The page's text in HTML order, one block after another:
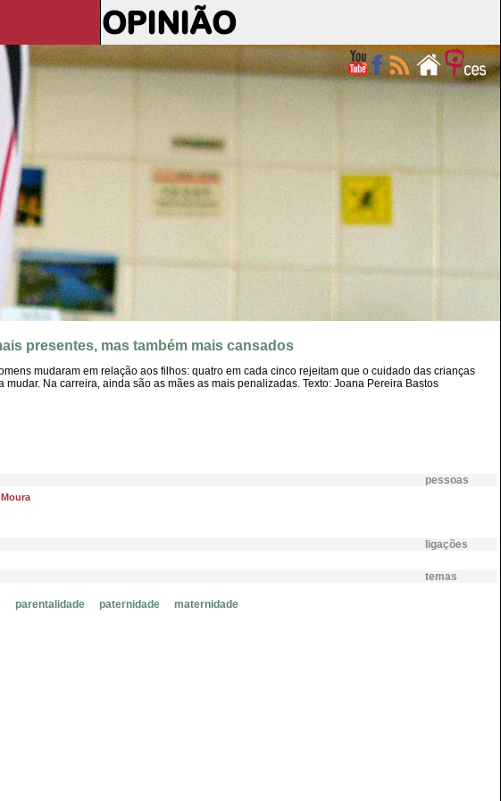
OPINIÃO
presentes, mas também mais cansados
mudaram em relação aos filhos: quatro em cada cinco rejeitam que o cuidado das crianças
Na carreira, ainda são as mães as mais penalizadas. Texto: Joana Pereira Bastos
pessoas
ligações
temas
parentalidade paternidade maternidade